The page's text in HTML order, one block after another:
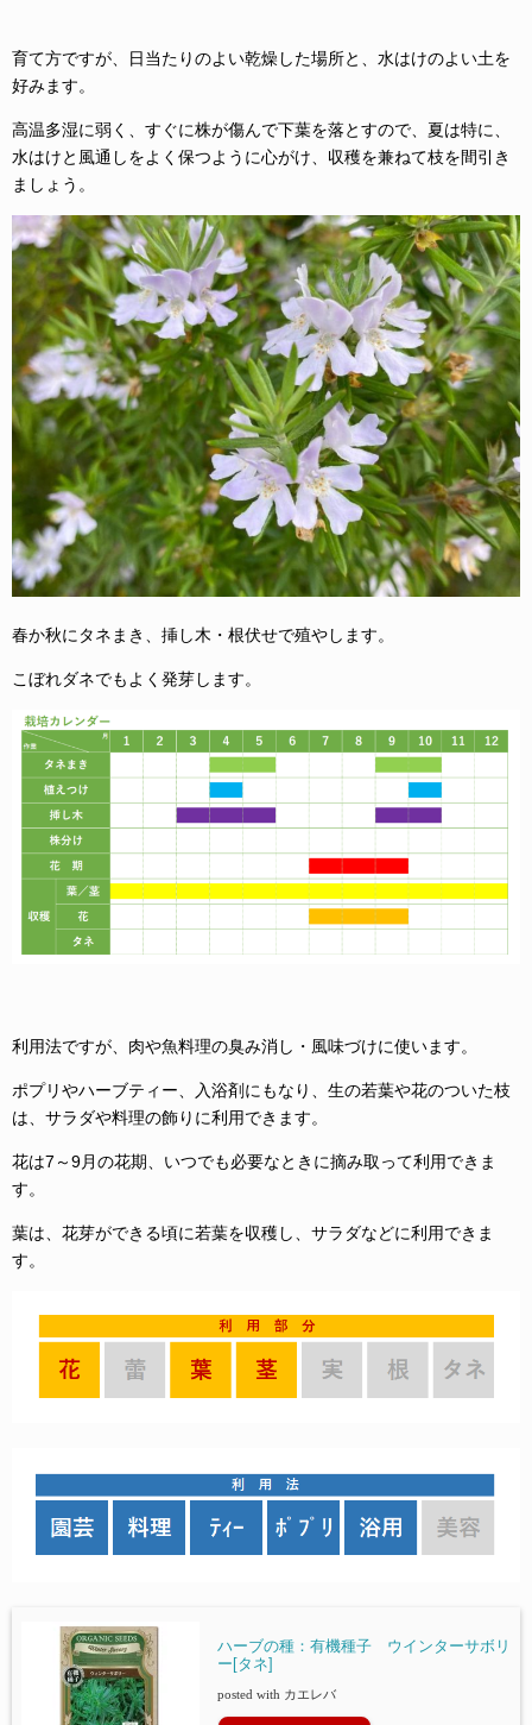
育て方ですが、日当たりのよい乾燥した場所と、水はけのよい土を
好みます。
高温多湿に弱く、すぐに株が傷んで下葉を落とすので、夏は特に、
水はけと風通しをよく保つように心がけ、収穫を兼ねて枝を間引き
ましょう。
春か秋にタネまき、挿し木・根伏せで殖やします。
こぼれダネでもよく発芽します。
利用法ですが、肉や魚料理の臭み消し・風味づけに使います。
ポプリやハーブティー、入浴剤にもなり、生の若葉や花のついた枝
は、サラダや料理の飾りに利用できます。
花は7～9月の花期、いつでも必要なときに摘み取って利用できま
す。
葉は、花芽ができる頃に若葉を収穫し、サラダなどに利用できま
す。
ハーブの種：有機種子 ウインターサボリ
ー[タネ]
posted with カエレバ